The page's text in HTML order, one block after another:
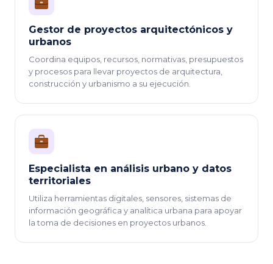
Gestor de proyectos arquitectónicos y
urbanos
Coordina equipos, recursos, normativas, presupuestos
y procesos para llevar proyectos de arquitectura,
construcción y urbanismo a su ejecución.
Especialista en análisis urbano y datos
territoriales
Utiliza herramientas digitales, sensores, sistemas de
información geográfica y analítica urbana para apoyar
la toma de decisiones en proyectos urbanos.